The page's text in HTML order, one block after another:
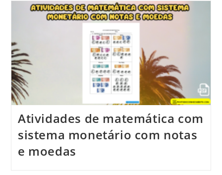
Atividades de matemática com
sistema monetário com notas
e moedas